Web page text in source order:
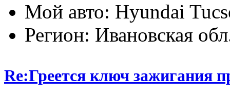
Мой авто: Hyundai
Регион: Ивановская
Re:Греется ключ зажигания